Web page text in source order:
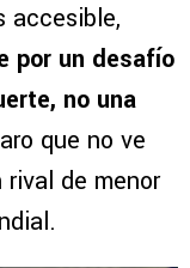
accesible,
por un desafío
no una
que no ve
de menor